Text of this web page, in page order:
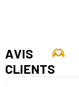
AVIS
CLIENTS